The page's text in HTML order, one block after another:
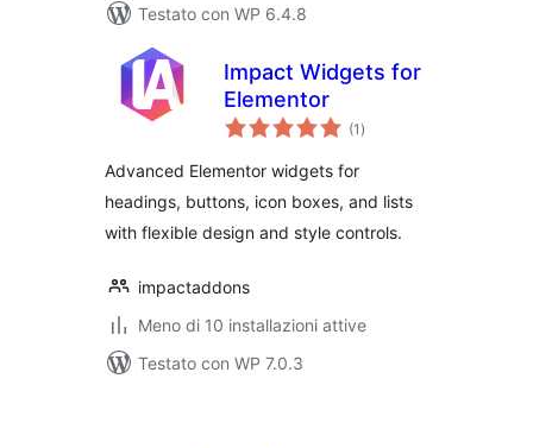
Testato con WP 6.4.8
Impact Widgets for
Elementor
(1 valutazioni
totali
)
Advanced Elementor widgets for
headings, buttons, icon boxes, and lists
with flexible design and style controls.
impactaddons
Meno di 10 installazioni attive
Testato con WP 7.0.3